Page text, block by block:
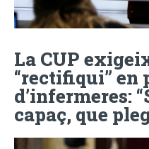
La CUP
“rectifiqui” en
d’infermeres:
capaç, que